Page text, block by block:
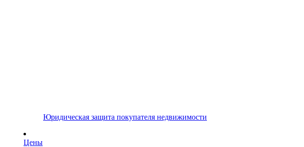
Юридическая защита покупателя недвижимости
Цены